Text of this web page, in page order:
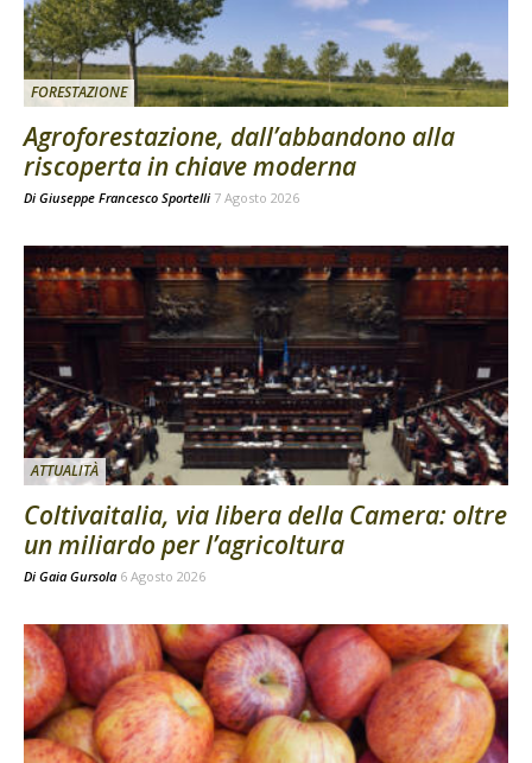
FORESTAZIONE
Agroforestazione, dall’abbandono alla
riscoperta in chiave moderna
Di Giuseppe Francesco Sportelli 7 Agosto 2026
ATTUALITÀ
Coltivaitalia, via libera della Camera: oltre
un miliardo per l’agricoltura
Di Gaia Gursola 6 Agosto 2026